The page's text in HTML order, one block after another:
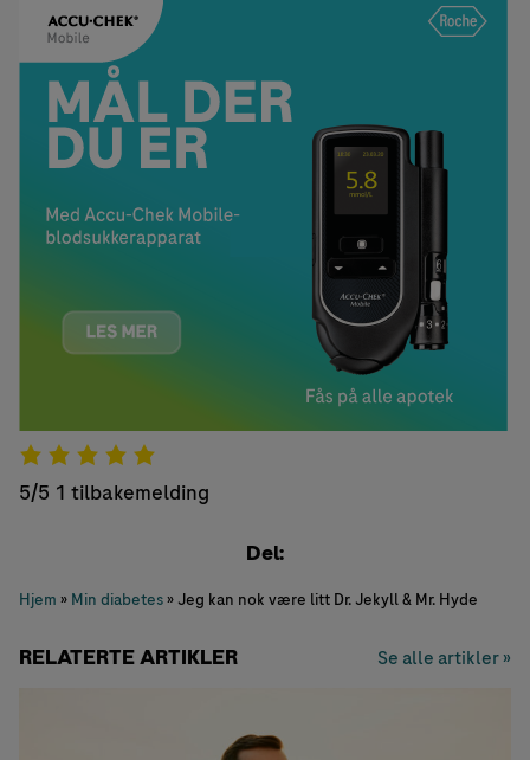
5/5 1 tilbakemelding
Del:
Hjem » Min diabetes» Jeg kan nok være litt Dr. Jekyll & Mr. Hyde
RELATERTE ARTIKLER Se alle artikler »